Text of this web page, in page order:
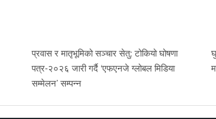
प्रवास र मातृभूमिको सञ्चार सेतु: टोकियो घोषणा
पत्र-२०२६ जारी गर्दै ‘एफएनजे ग्लोबल मिडिया
सम्मेलन’ सम्पन्न